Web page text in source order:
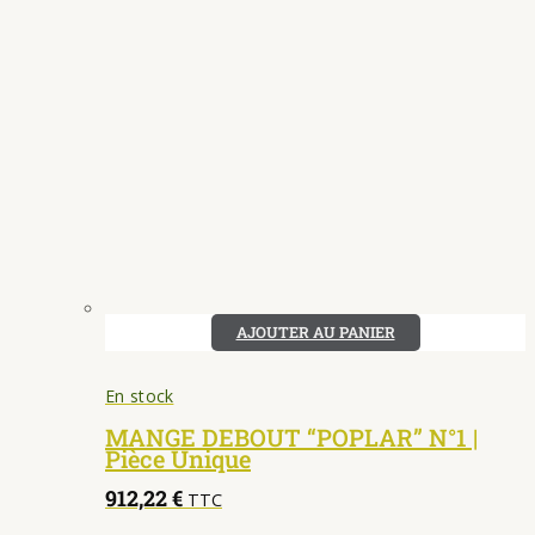
AJOUTER AU PANIER
MANGE DEBOUT “POPLAR” N°1 |
Pièce Unique
912,22€ TTC
En stock